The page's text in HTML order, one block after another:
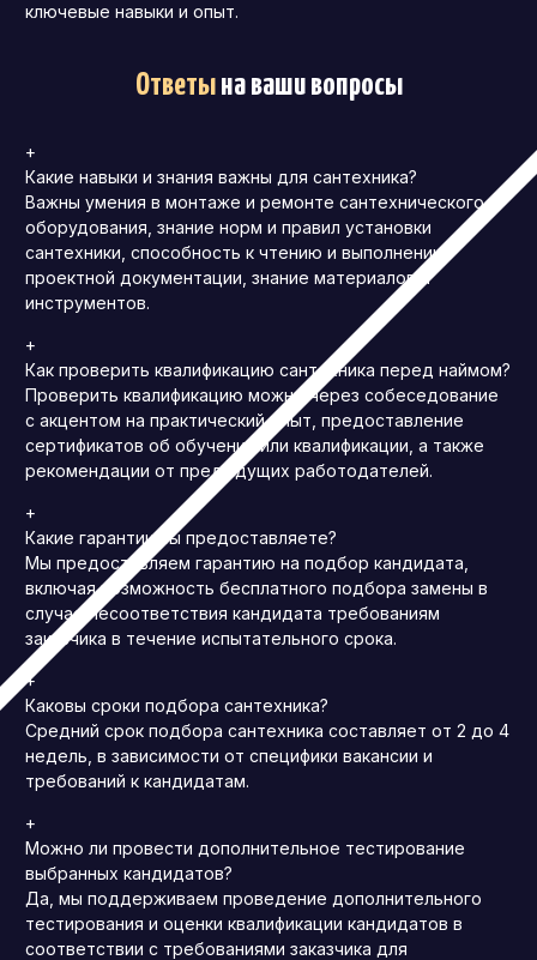
ключевые навыки и опыт.
Ответына ваши вопросы
+
Какие навыки и знания важны для сантехника?
Важны умения в монтаже и ремонте сантехнического
оборудования, знание норм и правил установки
сантехники, способность к чтению и выполнению
проектной документации, знание материалов и
инструментов.
+
Как проверить квалификацию сантехника перед наймом?
Проверить квалификацию можно через собеседование
с акцентом на практический опыт, предоставление
сертификатов об обучении или квалификации, а также
рекомендации от предыдущих работодателей.
+
Какие гарантии вы предоставляете?
Мы предоставляем гарантию на подбор кандидата,
включая возможность бесплатного подбора замены в
случае несоответствия кандидата требованиям
заказчика в течение испытательного срока.
+
Каковы сроки подбора сантехника?
Средний срок подбора сантехника составляет от 2 до 4
недель, в зависимости от специфики вакансии и
требований к кандидатам.
+
Можно ли провести дополнительное тестирование
выбранных кандидатов?
Да, мы поддерживаем проведение дополнительного
тестирования и оценки квалификации кандидатов в
соответствии с требованиями заказчика для